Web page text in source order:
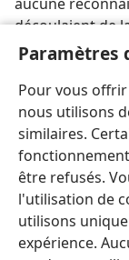
Paramètres
Pour vous
nous utilisons
similaires.
être refusés.
l'utilisation de
utilisons
expérience.
découlaient de
supplice. Ils ‘
lequel ils
Copyright © 2026